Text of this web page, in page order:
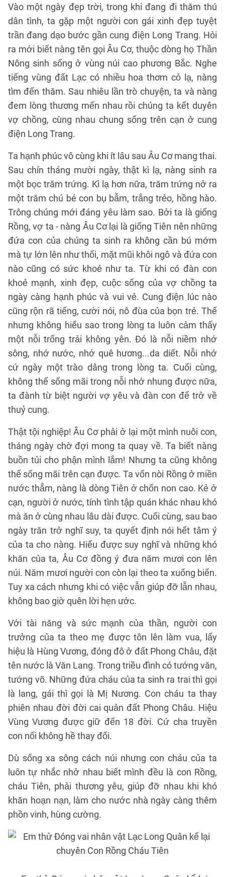
Vào một ngày đẹp trời, trong khi đang đi thăm thú
dân tình, ta gặp một người con gái xinh đẹp tuyệt
trần đang dạo bước gần cung điện Long Trang. Hỏi
ra mới biết nàng tên gọi Âu Cơ, thuộc dòng họ Thần
Nông sinh sống ở vùng núi cao phương Bắc. Nghe
tiếng vùng đất Lạc có nhiều hoa thơm cỏ lạ, nàng
tìm đến thăm. Sau nhiêu lần trò chuyện, ta và nàng
đem lòng thương mến nhau rồi chúng ta kết duyên
vợ chồng, cùng nhau chung sống trên cạn ở cung
điện Long Trang.
Ta hạnh phúc vô cùng khi ít lâu sau Âu Cơ mang thai.
Sau chín tháng mười ngày, thật kì lạ, nàng sinh ra
một bọc trăm trứng. Kì lạ hơn nữa, trăm trứng nở ra
một trăm chú bé con bụ bẫm, trắng trẻo, hồng hào.
Trông chúng mới đáng yêu làm sao. Bởi ta là giống
Rồng, vợ ta - nàng Âu Cơ lại là giống Tiên nên những
đứa con của chúng ta sinh ra không cần bú mớm
mà tự lớn lên như thổi, mặt mũi khôi ngô và đứa con
nào cũng có sức khoẻ như ta. Từ khi có đàn con
khoẻ mạnh, xinh đẹp, cuộc sống của vợ chồng ta
ngày càng hạnh phúc và vui vẻ. Cung điện lúc nào
cũng rộn rã tiếng, cười nói, nô đùa của bọn trẻ. Thế
nhưng không hiểu sao trong lòng ta luôn cảm thấy
một nỗi trống trải không yên. Đó là nỗi niềm nhớ
sông, nhớ nước, nhớ quê hương...da diết. Nỗi nhớ
cứ ngày một trào dâng trong lòng ta. Cuối cùng,
không thể sống mãi trong nỗi nhớ nhung được nữa,
ta đành từ biệt người vợ yêu và đàn con để trở về
thuỷ cung.
Thật tội nghiệp! Âu Cơ phải ở lại một mình nuôi con,
tháng ngày chờ đợi mong ta quay về. Ta biết nàng
buồn tủi cho phận mình lắm! Nhưng ta cũng không
thể sống mãi trên cạn được. Ta vốn nòi Rồng ở miền
nước thẳm, nàng là dòng Tiên ở chốn non cao. Kẻ ở
cạn, người ở nước, tính tình tập quán khác nhau khó
mà ăn ở cùng nhau lâu dài được. Cuối cùng, sau bao
ngày trăn trở nghĩ suy, ta quyết định nói hết tâm ý
của ta cho nàng. Hiểu được suy nghĩ và những khó
khăn của ta, Âu Cơ đồng ý đưa năm mươi con lên
núi. Năm mươi người con còn lại theo ta xuống biển.
Tuy xa cách nhưng khi có việc vẫn giúp đỡ lẫn nhau,
không bao giờ quên lời hẹn ước.
Với tài năng và sức mạnh của thần, người con
trưởng của ta theo mẹ được tôn lên làm vua, lấy
hiệu là Hùng Vương, đóng đô ở đất Phong Châu, đặt
tên nước là Văn Lang. Trong triều đình có tướng văn,
tướng võ. Những đứa cháu của ta sinh ra trai thì gọi
là lang, gái thì gọi là Mị Nương. Con cháu ta thay
phiên nhau đời đời cai quản đất Phong Châu. Hiệu
Vùng Vương được giữ đến 18 đời. Cứ cha truyền
con nối không hề thay đổi.
Dù sống xa sông cách núi nhưng con cháu của ta
luôn tự nhắc nhở nhau biết mình đều là con Rồng,
cháu Tiên, phải thương yêu, giúp đỡ nhau khi khó
khăn hoạn nạn, làm cho nước nhà ngày càng thêm
phồn vinh, hùng cường.